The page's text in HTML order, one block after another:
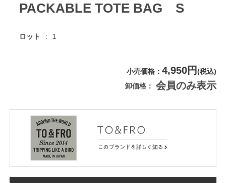
PACKABLE TOTE BAG S
ロット 1
小売価格 4,950円(税込)
卸価格
会員のみ表示